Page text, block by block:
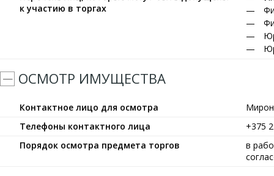
к участию в торгах
ОСМОТР ИМУЩЕСТВА
Контактное лицо для осмотра
Телефоны контактного лица
+375
Порядок осмотра предмета торгов
в